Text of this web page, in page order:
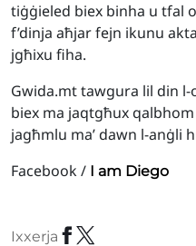
tiġġieled biex binha u tfal
f’dinja aħjar fejn ikunu
jgħixu fiha.
Gwida.mt tawgura lil din
biex ma jaqtgħux
jagħmlu ma’ dawn l-anġli
Facebook / I am Diego
Ixxerja